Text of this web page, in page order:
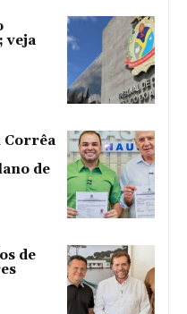
veja
Corrêa
de
de